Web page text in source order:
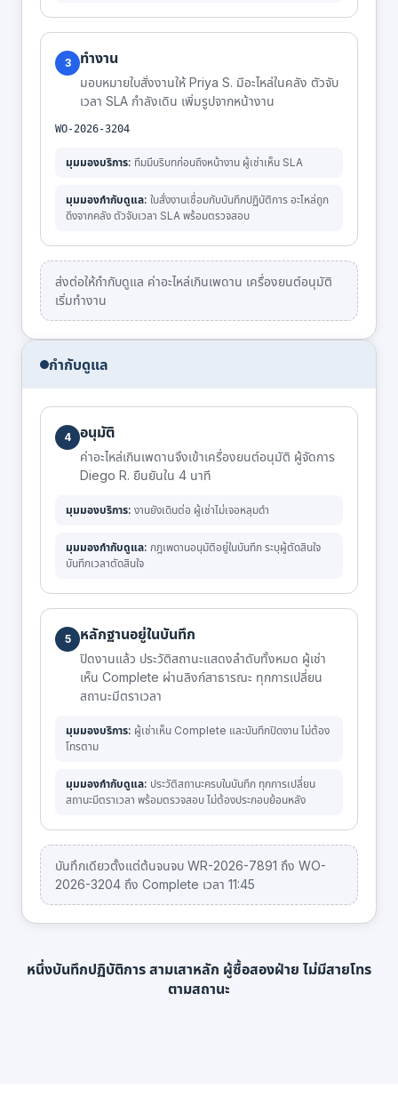
3 ทำงาน
มอบหมายใบสั่งงานให้ Priya S. มีอะไหล่ในคลัง ตัวจับ
เวลา SLA กำลังเดิน เพิ่มรูปจากหน้างาน
WO-2026-3204
มุมมองบริการ: ทีมมีบริบทก่อนถึงหน้างาน ผู้เช่าเห็น SLA
มุมมองกำกับดูแล: ใบสั่งงานเชื่อมกับบันทึกปฏิบัติการ อะไหล่ถูก
ดึงจากคลัง ตัวจับเวลา SLA พร้อมตรวจสอบ
ส่งต่อให้กำกับดูแล ค่าอะไหล่เกินเพดาน เครื่องยนต์อนุมัติ
เริ่มทำงาน
กำกับดูแล
4 อนุมัติ
ค่าอะไหล่เกินเพดานจึงเข้าเครื่องยนต์อนุมัติ ผู้จัดการ
Diego R. ยืนยันใน 4 นาที
มุมมองบริการ: งานยังเดินต่อ ผู้เช่าไม่เจอหลุมดำ
มุมมองกำกับดูแล: กฎเพดานอนุมัติอยู่ในบันทึก ระบุผู้ตัดสินใจ
บันทึกเวลาตัดสินใจ
5 หลักฐานอยู่ในบันทึก
ปิดงานแล้ว ประวัติสถานะแสดงลำดับทั้งหมด ผู้เช่า
เห็น Complete ผ่านลิงก์สาธารณะ ทุกการเปลี่ยน
สถานะมีตราเวลา
มุมมองบริการ: ผู้เช่าเห็น Complete และบันทึกปิดงาน ไม่ต้อง
โทรตาม
มุมมองกำกับดูแล: ประวัติสถานะครบในบันทึก ทุกการเปลี่ยน
สถานะมีตราเวลา พร้อมตรวจสอบ ไม่ต้องประกอบย้อนหลัง
บันทึกเดียวตั้งแต่ต้นจนจบ WR-2026-7891 ถึง WO-
2026-3204 ถึง Complete เวลา 11:45
หนึ่งบันทึกปฏิบัติการ สามเสาหลัก ผู้ซื้อสองฝ่าย ไม่มีสายโทร
ตามสถานะ